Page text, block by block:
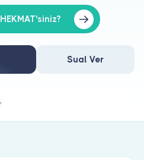
Sual Ver